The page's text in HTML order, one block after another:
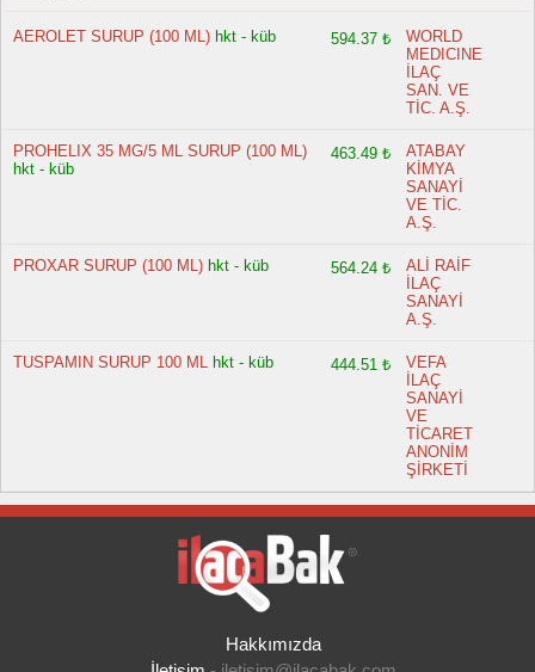
AEROLET SURUP (100 ML) hkt - küb 594.37 ₺
WORLD
MEDICINE
İLAÇ
SAN. VE
TİC. A.Ş.
PROHELIX 35 MG/5 ML SURUP (100 ML)
hkt - küb
463.49 ₺
ATABAY
KİMYA
SANAYİ
VE TİC.
A.Ş.
PROXAR SURUP (100 ML) hkt - küb 564.24 ₺
ALİ RAİF
İLAÇ
SANAYİ
A.Ş.
TUSPAMIN SURUP 100 ML hkt - küb 444.51 ₺
VEFA
İLAÇ
SANAYİ
VE
TİCARET
ANONİM
ŞİRKETİ
Hakkımızda